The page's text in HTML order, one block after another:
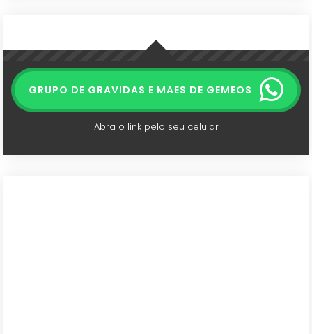
GRUPO DE GRAVIDAS E MAES DE GEMEOS
Abra o link pelo seu celular